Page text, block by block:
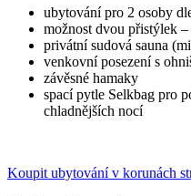
ubytování pro 2 osoby
možnost dvou přistýlek
privátní sudová sauna
venkovní posezení s
závěsné hamaky
spací pytle Selkbag pro
chladnějších nocí
Koupit ubytování v korunách